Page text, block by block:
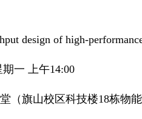
design of high-
期一 上午14:00
（旗山校区科技楼18栋物能